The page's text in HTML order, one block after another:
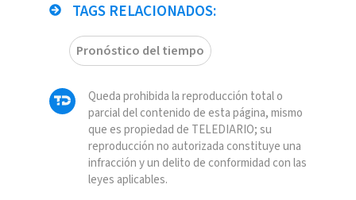
TAGS RELACIONADOS:
Pronóstico del tiempo
Queda prohibida la reproducción total o
parcial del contenido de esta página, mismo
que es propiedad de TELEDIARIO; su
reproducción no autorizada constituye una
infracción y un delito de conformidad con las
leyes aplicables.